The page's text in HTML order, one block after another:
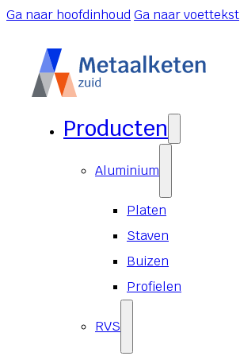
Ga naar hoofdinhoudGa naar voettekst
Producten
Aluminium
Platen
Staven
Buizen
Profielen
RVS